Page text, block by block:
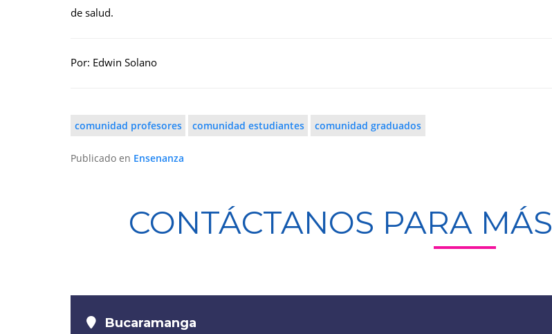
de salud.
Por: Edwin Solano
comunidad profesores comunidad estudiantes comunidad graduados
Publicado en Ensenanza
CONTÁCTANOS PARA MÁS
Bucaramanga